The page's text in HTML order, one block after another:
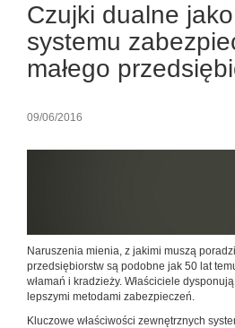
Czujki dualne
systemu
małego
09/06/2016
Naruszenia mienia, z jakimi muszą
przedsiębiorstw są podobne jak 50 lat
włamań i kradzieży. Właściciele
lepszymi metodami zabezpieczeń.
Kluczowe właściwości zewnętrznych